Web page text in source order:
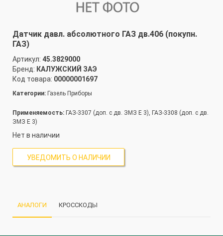
Датчик давл. абсолютного ГАЗ дв.406 (покупн.
ГАЗ)
Артикул: 45.3829000
Бренд: КАЛУЖСКИЙ ЗАЭ
Код товара: 00000001697
Категории: Газель Приборы
Применяемость: ГАЗ-3307 (доп. с дв. ЗМЗ Е 3), ГАЗ-3308 (доп. с дв.
ЗМЗ Е 3)
Нет в наличии
УВЕДОМИТЬ О НАЛИЧИИ
АНАЛОГИ КРОССКОДЫ